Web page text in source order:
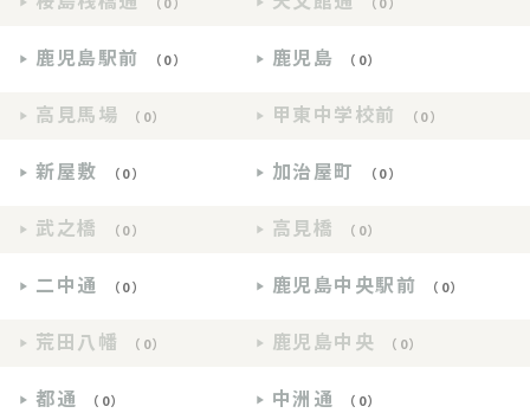
鹿児島駅前 （0） 鹿児島 （0）
高見馬場 （0） 甲東中学校前 （0）
新屋敷 （0） 加治屋町 （0）
武之橋 （0） 高見橋 （0）
二中通 （0） 鹿児島中央駅前 （0）
荒田八幡 （0） 鹿児島中央 （0）
都通 （0） 中洲通 （0）